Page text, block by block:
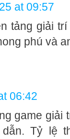
at 09:57
tảng giải
phú và
06:42
game giải
Tỷ lệ